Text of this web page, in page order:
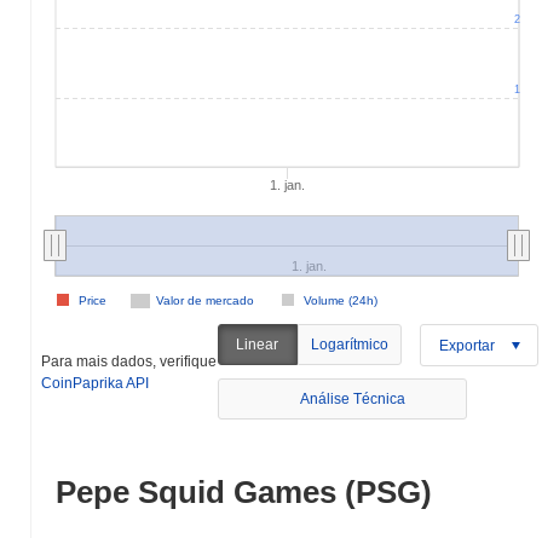
1. jan.
Valor de mercado Volume (24h)
Price
1. jan.
1
2
Para mais dados, verifique
CoinPaprika API
Linear Logarítmico Exportar
Análise Técnica
Pepe Squid Games (PSG)